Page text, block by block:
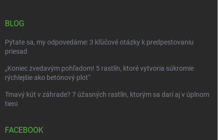
BLOG
Pýtate sa, my odpovedáme: 3 kľúčové otázky k predpestovaniu
priesad
„Koniec zvedavým pohľadom! 5 rastlín, ktoré vytvoria súkromie
rýchlejšie ako betónový plot“
Tmavý kút v záhrade? 7 úžasných rastlín, ktorým sa darí aj v úplnom
tieni
FACEBOOK